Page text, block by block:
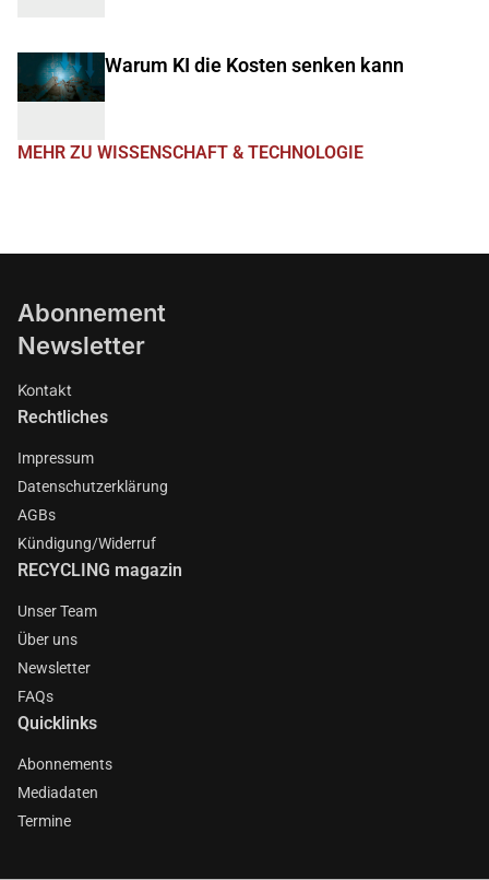
Warum KI die Kosten senken kann
MEHR ZU WISSENSCHAFT & TECHNOLOGIE
Abonnement
Newsletter
Kontakt
Rechtliches
Impressum
Datenschutzerklärung
AGBs
Kündigung/Widerruf
RECYCLING magazin
Unser Team
Über uns
Newsletter
FAQs
Quicklinks
Abonnements
Mediadaten
Termine